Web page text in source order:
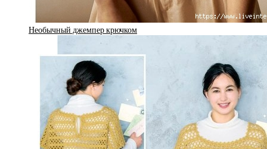
Необычный джемпер крючком